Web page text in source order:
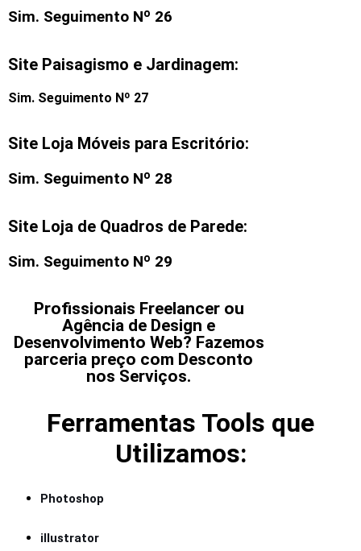
Sim. Seguimento Nº 26
Site Paisagismo e Jardinagem:
Sim. Seguimento Nº 27
Site Loja Móveis para Escritório:
Sim. Seguimento Nº 28
Site Loja de Quadros de Parede:
Sim. Seguimento Nº 29
Profissionais Freelancer ou
Agência de Design e
Desenvolvimento Web? Fazemos
parceria preço com Desconto
nos Serviços.
Ferramentas Tools que
Utilizamos:
Photoshop
illustrator